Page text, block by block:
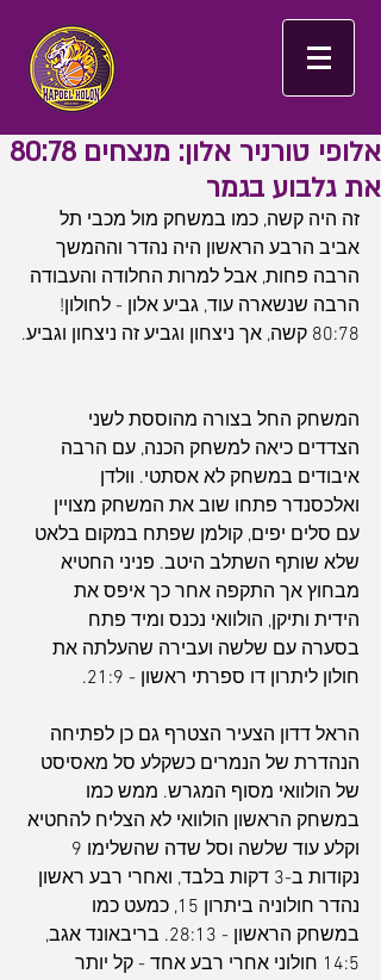
אלופי טורניר אלון: מנצחים 80:78
את גלבוע בגמר
זה היה קשה, כמו במשחק מול מכבי תל
אביב הרבע הראשון היה נהדר וההמשך
הרבה פחות, אבל למרות החלודה והעבודה
הרבה שנשארה עוד, גביע אלון - לחולון!
80:78 קשה, אך ניצחון וגביע זה ניצחון וגביע.
המשחק החל בצורה מהוססת לשני
הצדדים כיאה למשחק הכנה, עם הרבה
איבודים במשחק לא אסתטי. וולדן
ואלכסנדר פתחו שוב את המשחק מצויין
עם סלים יפים, קולמן שפתח במקום בלאט
שלא שותף השתלב היטב. פניני החטיא
מבחוץ אך התקפה אחר כך איפס את
הידית ותיקן, הולוואי נכנס ומיד פתח
בסערה עם שלשה ועבירה שהעלתה את
חולון ליתרון דו ספרתי ראשון - 21:9.
הראל דדון הצעיר הצטרף גם כן לפתיחה
הנהדרת של הנמרים כשקלע סל מאסיסט
של הולוואי מסוף המגרש. ממש כמו
במשחק הראשון הולוואי לא הצליח להחטיא
נקודות ב-3 דקות בלבד, ואחרי רבע ראשון
נהדר חולוניה ביתרון 15, כמעט כמו
במשחק הראשון - 28:13. בריבאונד אגב,
14:5 חולוני אחרי רבע אחד - קל יותר